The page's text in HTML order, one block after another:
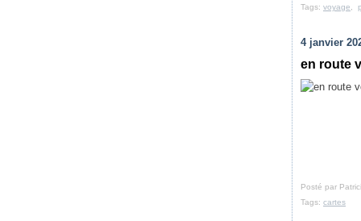
Tags: voyage
4 janvier
en route
Posté par
Tags: cartes